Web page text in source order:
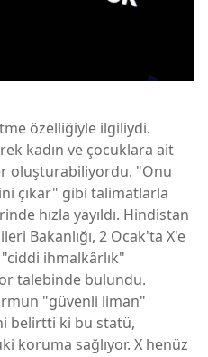
özelliğiyle ilgiliydi.
kadın ve çocuklara ait
oluşturabiliyordu. "Onu
çıkar" gibi talimatlarla
hızla yayıldı. Hindistan
Bakanlığı, 2 Ocak'ta X'e
ihmalkârlık"
talebinde bulundu.
"güvenli liman"
belirtti ki bu statü,
koruma sağlıyor. X henüz